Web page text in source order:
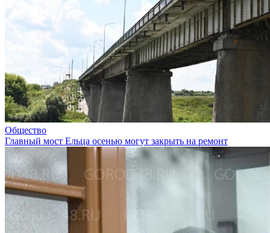
Общество
Главный мост Ельца осенью могут закрыть на ремонт